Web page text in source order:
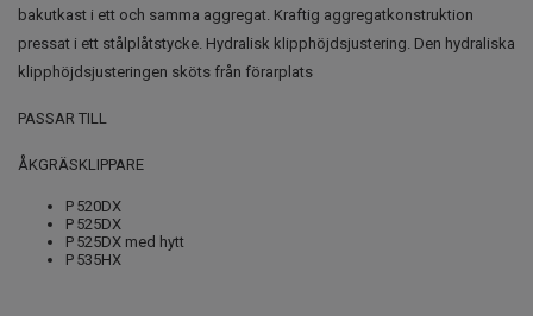
bakutkast i ett och samma aggregat. Kraftig aggregatkonstruktion
pressat i ett stålplåtstycke. Hydralisk klipphöjdsjustering. Den hydraliska
klipphöjdsjusteringen sköts från förarplats
PASSAR TILL
ÅKGRÄSKLIPPARE
P 520DX
P 525DX
P 525DX med hytt
P 535HX